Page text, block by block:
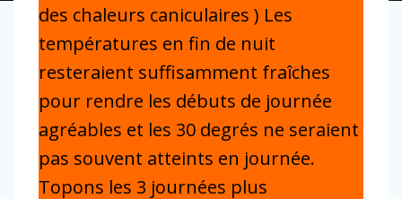
des chaleurs caniculaires ) Les
températures en fin de nuit
resteraient suffisamment fraîches
pour rendre les débuts de journée
agréables et les 30 degrés ne seraient
pas souvent atteints en journée.
Topons les 3 journées plus